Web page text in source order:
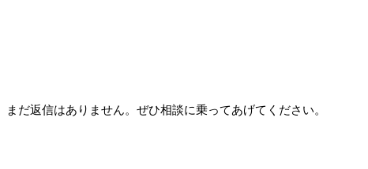
まだ返信はありません。ぜひ相談に乗ってあげてください。